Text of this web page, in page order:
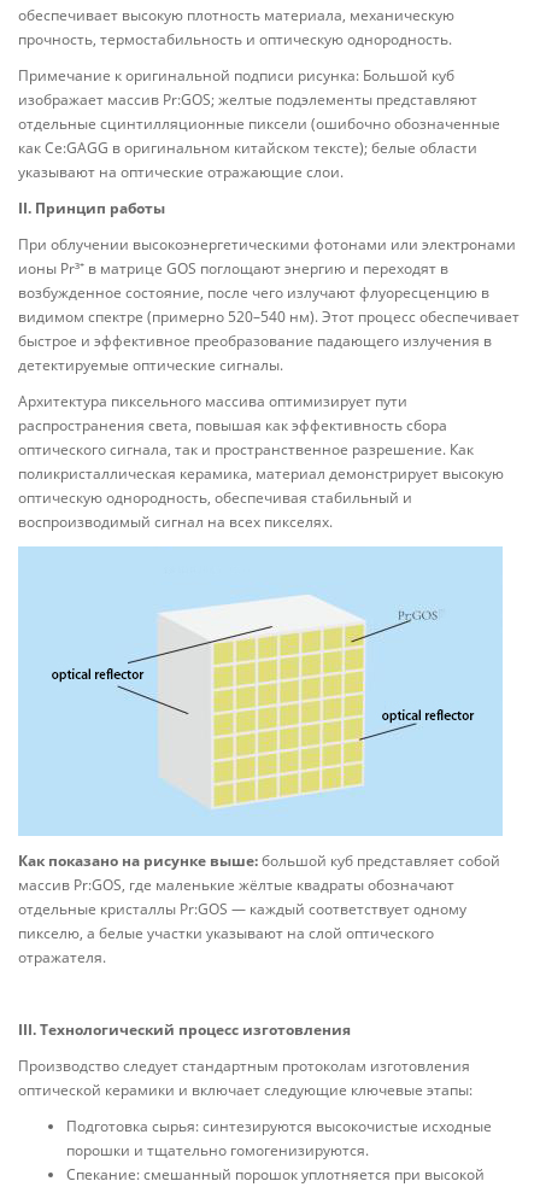
обеспечивает высокую плотность материала, механическую
прочность, термостабильность и оптическую однородность.
Примечание к оригинальной подписи рисунка: Большой куб
изображает массив Pr:GOS; желтые подэлементы представляют
отдельные сцинтилляционные пиксели (ошибочно обозначенные
как Ce:GAGG в оригинальном китайском тексте); белые области
указывают на оптические отражающие слои.
II. Принцип работы
При облучении высокоэнергетическими фотонами или электронами
ионы Pr³⁺ в матрице GOS поглощают энергию и переходят в
возбужденное состояние, после чего излучают флуоресценцию в
видимом спектре (примерно 520–540 нм). Этот процесс обеспечивает
быстрое и эффективное преобразование падающего излучения в
детектируемые оптические сигналы.
Архитектура пиксельного массива оптимизирует пути
распространения света, повышая как эффективность сбора
оптического сигнала, так и пространственное разрешение. Как
поликристаллическая керамика, материал демонстрирует высокую
оптическую однородность, обеспечивая стабильный и
воспроизводимый сигнал на всех пикселях.
Как показано на рисунке выше:большой куб представляет собой
массив Pr:GOS, где маленькие жёлтые квадраты обозначают
отдельные кристаллы Pr:GOS — каждый соответствует одному
пикселю, а белые участки указывают на слой оптического
отражателя.
III. Технологический процесс изготовления
Производство следует стандартным протоколам изготовления
оптической керамики и включает следующие ключевые этапы:
Подготовка сырья: синтезируются высокочистые исходные
порошки и тщательно гомогенизируются.
Спекание: смешанный порошок уплотняется при высокой